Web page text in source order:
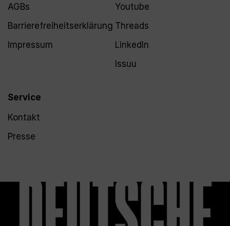
AGBs
Barrierefreiheitserklärung
Impressum
Service
Kontakt
Presse
Youtube
Threads
LinkedIn
Issuu